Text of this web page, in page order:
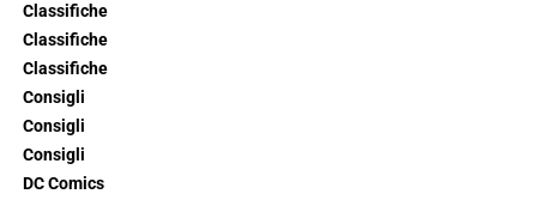
Classifiche
Classifiche
Classifiche
Consigli
Consigli
Consigli
DC Comics